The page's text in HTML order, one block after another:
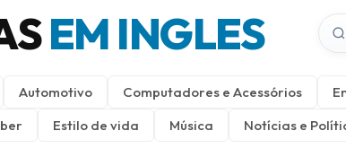
EM INGLES
Automotivo Computadores e Acessórios
Estilo de vida Música Notícias e